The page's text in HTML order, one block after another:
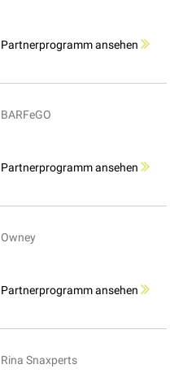
Partnerprogramm ansehen
BARFeGO
Partnerprogramm ansehen
Owney
Partnerprogramm ansehen
Rina Snaxperts